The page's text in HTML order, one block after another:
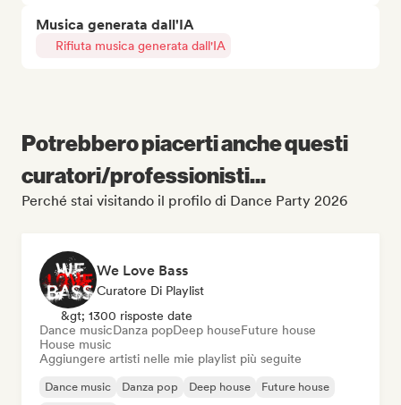
Musica generata dall'IA
Rifiuta musica generata dall'IA
Potrebbero piacerti anche questi
curatori/professionisti...
Perché stai visitando il profilo di Dance Party 2026
We Love Bass
Curatore Di Playlist
&gt; 1300 risposte date
Dance musicDanza popDeep houseFuture house
House music
Aggiungere artisti nelle mie playlist più seguite
Dance music Danza pop Deep house
Future house